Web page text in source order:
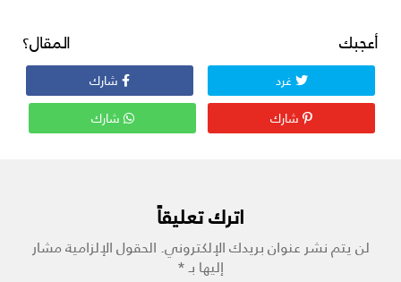
أعجبك المقال؟
غرد
شارك
شارك
شارك
اترك تعليقاً
لن يتم نشر عنوان بريدك الإلكتروني.الحقول الإلزامية مشار
إليها بـ*